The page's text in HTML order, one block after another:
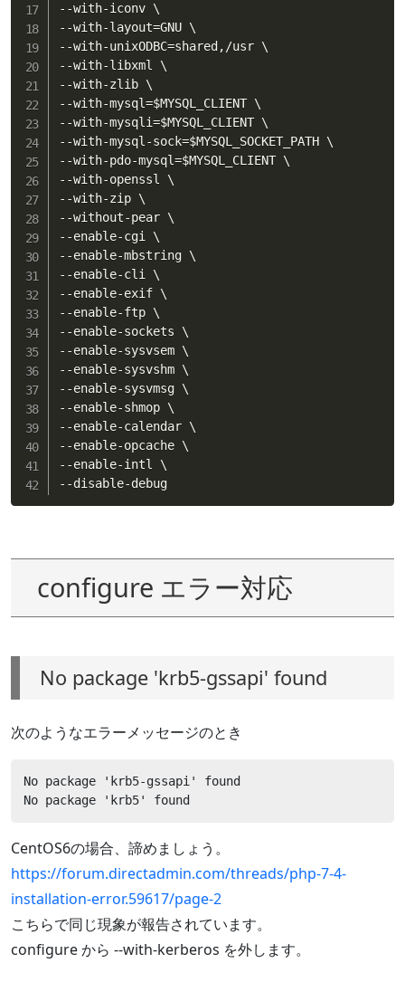
--with-iconv \
--with-layout=GNU \
--with-unixODBC=shared,/usr \
--with-libxml \
--with-zlib \
--with-mysql=$MYSQL_CLIENT \
--with-mysqli=$MYSQL_CLIENT \
--with-mysql-sock=$MYSQL_SOCKET_PATH \
--with-pdo-mysql=$MYSQL_CLIENT \
--with-openssl \
--with-zip \
--without-pear \
--enable-cgi \
--enable-mbstring \
--enable-cli \
--enable-exif \
--enable-ftp \
--enable-sockets \
--enable-sysvsem \
--enable-sysvshm \
--enable-sysvmsg \
--enable-shmop \
--enable-calendar \
--enable-opcache \
--enable-intl \
--disable-debug
configure エラー対応
No package 'krb5-gssapi' found
次のようなエラーメッセージのとき
No package 'krb5-gssapi' found
No package 'krb5' found
CentOS6の場合、諦めましょう。
https://forum.directadmin.com/threads/php-7-4-
installation-error.59617/page-2
こちらで同じ現象が報告されています。
configure から --with-kerberos を外します。